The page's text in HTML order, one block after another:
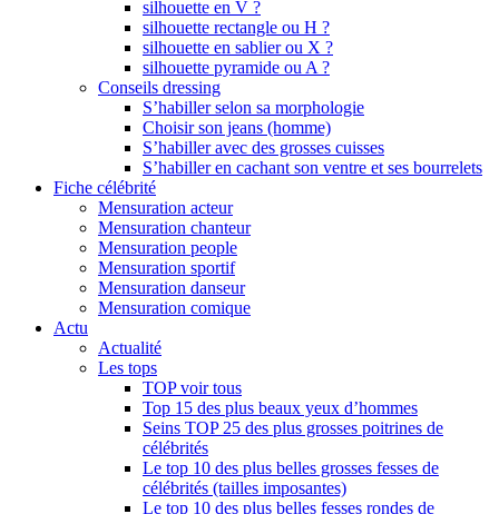
silhouette en V ?
silhouette rectangle ou H ?
silhouette en sablier ou X ?
silhouette pyramide ou A ?
Conseils dressing
S’habiller selon sa morphologie
Choisir son jeans (homme)
S’habiller avec des grosses cuisses
S’habiller en cachant son ventre et ses bourrelets
Fiche célébrité
Mensuration acteur
Mensuration chanteur
Mensuration people
Mensuration sportif
Mensuration danseur
Mensuration comique
Actu
Actualité
Les tops
TOP voir tous
Top 15 des plus beaux yeux d’hommes
Seins TOP 25 des plus grosses poitrines de
célébrités
Le top 10 des plus belles grosses fesses de
célébrités (tailles imposantes)
Le top 10 des plus belles fesses rondes de